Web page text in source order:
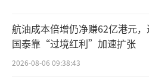
册中，但股权占比相对有
融资完成后，公司最新
元。
航油成本倍增仍净赚62亿港元
国泰靠“过境红利”加速扩张
2026-08-06 09:38:43